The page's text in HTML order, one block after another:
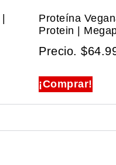
Proteína
Protein |
Precio. $
¡Comprar!